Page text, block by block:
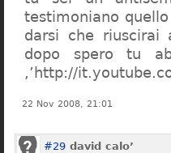
testimoniano
darsi che riuscirai
dopo spero tu
,’http://
22 Nov 2008, 21:01
#29 david calo’